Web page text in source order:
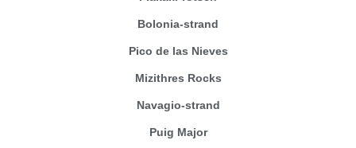
Bolonia-strand
Pico de las Nieves
Mizithres Rocks
Navagio-strand
Puig Major